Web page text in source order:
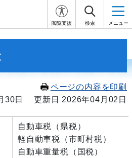
閲覧支援 検索 メニュー
ページの内容を印刷
30日
更新日 2026年04月02日
自動車税（県税）
軽自動車税（市町村税）
自動車重量税（国税）